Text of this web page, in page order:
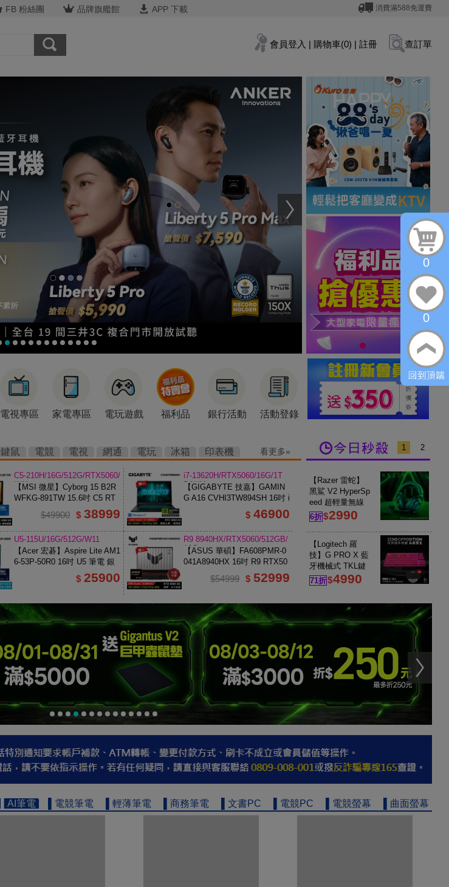
FB 粉絲團 品牌旗艦館 APP 下載 消費滿588免運費
會員登入 | 購物車(0) | 註冊 查訂單
電視專區 家電專區 電玩遊戲 福利品 銀行活動 活動登錄
鍵鼠 電競 電視 網通 電玩 冰箱 印表機 看更多
C5-210H/16G/512G/RTX5060/
W11
【MSI 微星】Cyborg 15 B2R
WFKG-891TW 15.6吋 C5 RT
X5060 電競筆電
$49900 $ 38999
i7-13620H/RTX5060/16G/1T
B/W11
【GIGABYTE 技嘉】GAMIN
G A16 CVHI3TW894SH 16吋 i
7 RTX5060 電競筆電 鋼鐵黑
$ 46900
U5-115U/16G/512G/W11
【Acer 宏碁】Aspire Lite AM1
6-53P-50R0 16吋 U5 筆電 銀
$ 25900
R9 8940HX/RTX5060/512GB/
16G
【ASUS 華碩】FA608PMR-0
041A8940HX 16吋 R9 RTX50
60 電競筆電
$54999 $ 52999
1 2
【Razer 雷蛇】
黑鯊 V2 HyperSp
eed 超輕量無線
電競耳機
6折$2990
【Logitech 羅
技】G PRO X 藍
牙機械式 TKL鍵
盤 魅力桃
71折$4990
▌AI筆電 ▌電競筆電 ▌輕薄筆電 ▌商務筆電 ▌文書PC ▌電競PC ▌電競螢幕 ▌曲面螢幕
0
0